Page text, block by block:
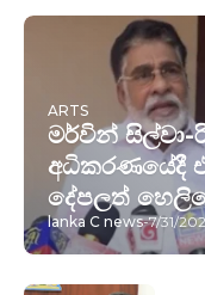
ARTS
මර්වින්
අධිකරණයේදී
දේපලත්
lanka C news-7/31/